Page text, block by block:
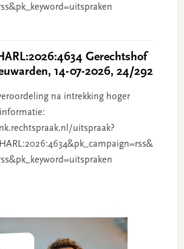
Gerechtshof
14-07-2026, 24/292
na intrekking hoger
uitspraak?